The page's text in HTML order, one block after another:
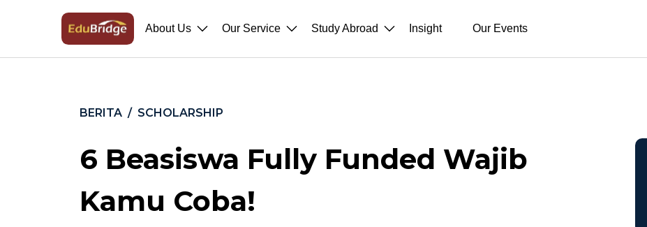
About Us Our Service Study Abroad Insight Our Events
BERITA SCHOLARSHIP
6 Beasiswa Fully Funded Wajib
Kamu Coba!